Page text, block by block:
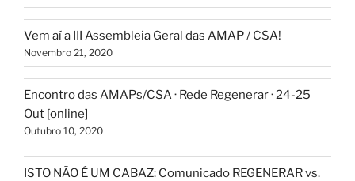
Vem aí a III Assembleia Geral das AMAP / CSA!
Novembro 21, 2020
Encontro das AMAPs/CSA · Rede Regenerar · 24-25
Out [online]
Outubro 10, 2020
ISTO NÃO É UM CABAZ: Comunicado REGENERAR vs.